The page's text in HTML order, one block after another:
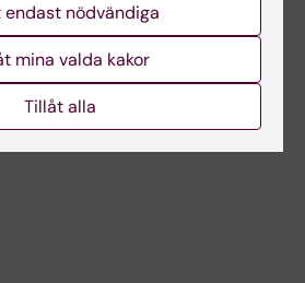
kontakta:
Berit Seiger
endast nödvändiga
mina valda kakor
Tillåt alla